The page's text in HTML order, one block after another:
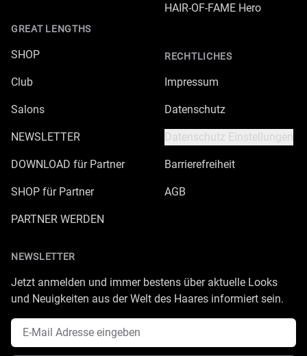
GREAT LENGTHS
SHOP
Club
Salons
NEWSLETTER
DOWNLOAD für Partner
SHOP für Partner
PARTNER WERDEN
HAIR-OF-FAME Hero
RECHTLICHES
Impressum
Datenschutz
Datenschutz Einstellungen
Barrierefreiheit
AGB
NEWSLETTER
Jetzt anmelden und immer bestens über aktuelle Looks
und Neuigkeiten aus der Welt des Haares informiert sein.
E-Mail Adresse